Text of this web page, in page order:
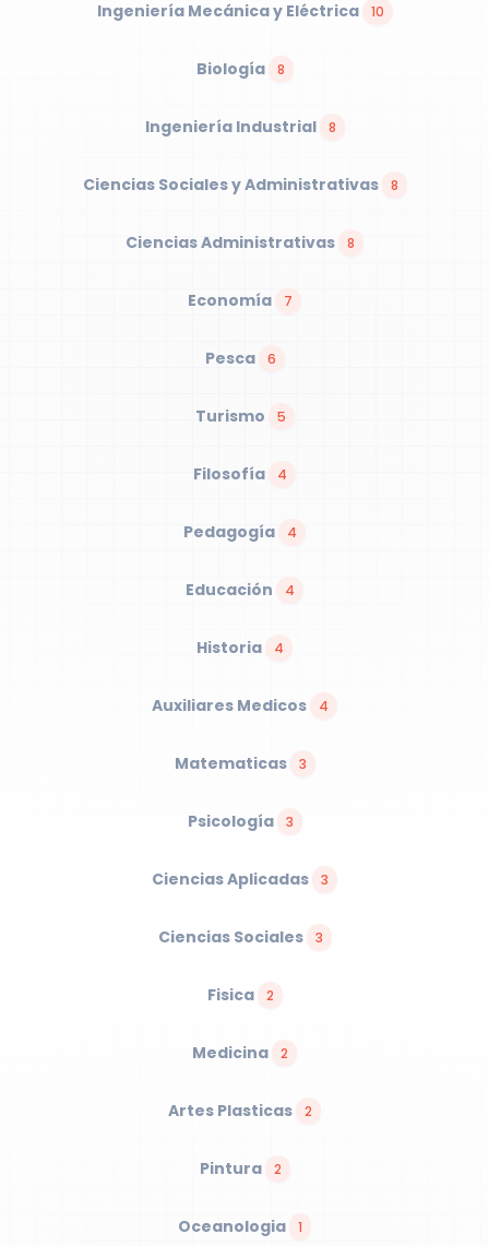
Ingeniería Mecánica y Eléctrica 10
Biología 8
Ingeniería Industrial 8
Ciencias Sociales y Administrativas 8
Ciencias Administrativas 8
Economía 7
Pesca 6
Turismo 5
Filosofía 4
Pedagogía 4
Educación 4
Historia 4
Auxiliares Medicos 4
Matematicas 3
Psicología 3
Ciencias Aplicadas 3
Ciencias Sociales 3
Fisica 2
Medicina 2
Artes Plasticas 2
Pintura 2
Oceanologia 1